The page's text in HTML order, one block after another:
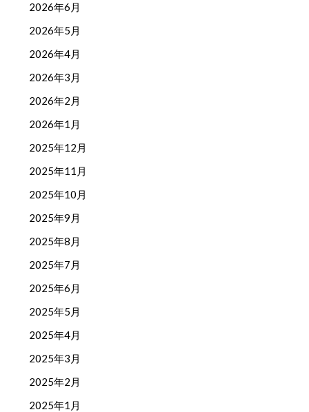
2026年6月
2026年5月
2026年4月
2026年3月
2026年2月
2026年1月
2025年12月
2025年11月
2025年10月
2025年9月
2025年8月
2025年7月
2025年6月
2025年5月
2025年4月
2025年3月
2025年2月
2025年1月